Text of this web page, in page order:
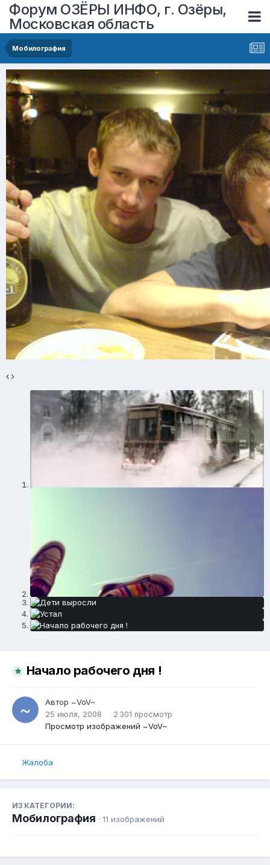
Форум ОЗЁРЫ ИНФО, г. Озёры,
Московская область
Мобилография
Начало рабочего дня !
Автор ~VoV~
25 июля, 2008
2 301 просмотр
Просмотр изображений ~VoV~
Жалоба
ИЗ КАТЕГОРИИ:
Мобилография · 11 изображений